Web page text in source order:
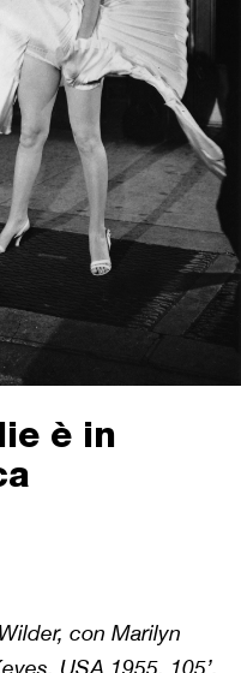
è in
con Marilyn
USA 1955, 105’,